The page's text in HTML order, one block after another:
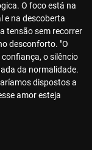
O foco está na
e na descoberta
tensão sem recorrer
desconforto. "O
o silêncio
da normalidade.
dispostos a
amor esteja